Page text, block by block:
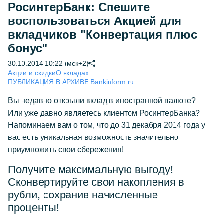
РосинтерБанк: Спешите
воспользоваться Акцией для
вкладчиков "Конвертация плюс
бонус"
30.10.2014 10:22 (мск+2)
Акции и скидкиО вкладах
ПУБЛИКАЦИЯ В АРХИВЕ Bankinform.ru
Вы недавно открыли вклад в иностранной валюте?
Или уже давно являетесь клиентом РосинтерБанка?
Напоминаем вам о том, что до 31 декабря 2014 года у
вас есть уникальная возможность значительно
приумножить свои сбережения!
Получите максимальную выгоду!
Сконвертируйте свои накопления в
рубли, сохранив начисленные
проценты!